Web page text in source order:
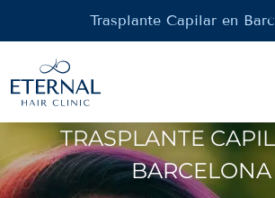
Trasplante Capilar en
TRASPLANTE
BARCELONA